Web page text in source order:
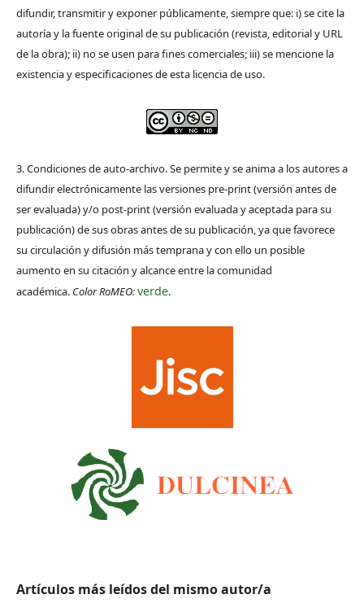
difundir, transmitir y exponer públicamente, siempre que: i) se cite la
autoría y la fuente original de su publicación (revista, editorial y URL
de la obra); ii) no se usen para fines comerciales; iii) se mencione la
existencia y especificaciones de esta licencia de uso.
3. Condiciones de auto-archivo. Se permite y se anima a los autores a
difundir electrónicamente las versiones pre-print (versión antes de
ser evaluada) y/o post-print (versión evaluada y aceptada para su
publicación) de sus obras antes de su publicación, ya que favorece
su circulación y difusión más temprana y con ello un posible
aumento en su citación y alcance entre la comunidad
académica. Color RoMEO:verde.
Artículos más leídos del mismo autor/a